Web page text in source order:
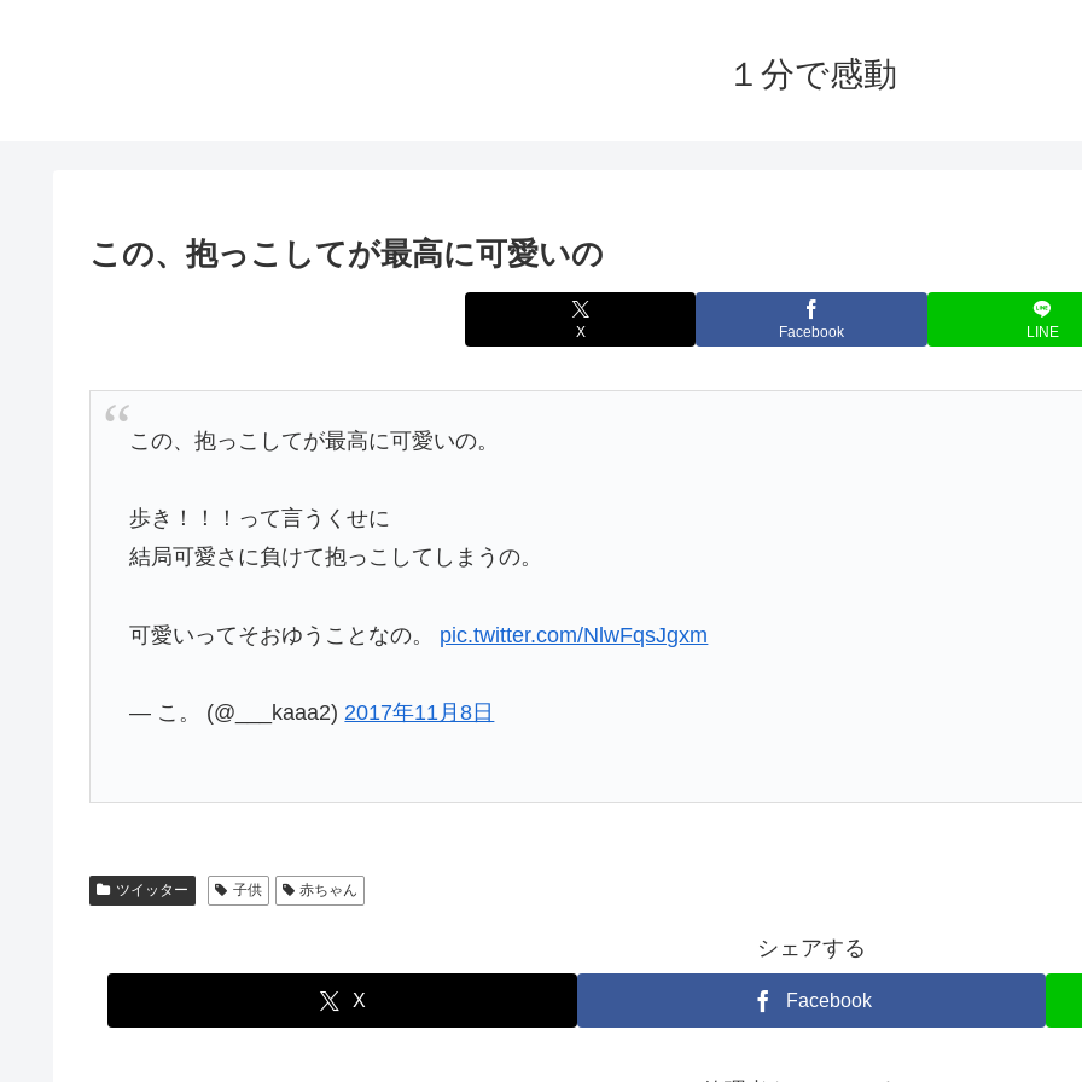
１分で感動
この、抱っこしてが最高に可愛いの
X Facebook LINE
この、抱っこしてが最高に可愛いの。
歩き！！！って言うくせに
結局可愛さに負けて抱っこしてしまうの。
可愛いってそおゆうことなの。 pic.twitter.com/NlwFqsJgxm
— こ。 (@___kaaa2) 2017年11月8日
ツイッター 子供 赤ちゃん
シェアする
X Facebook